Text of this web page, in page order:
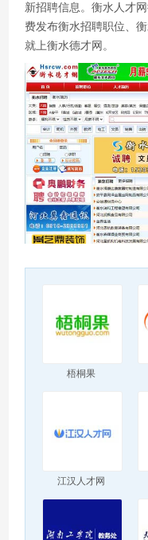
新招聘信息。衡水人才
费发布衡水招聘职位、
就上衡水德才网。
梧桐果
江汉人才网